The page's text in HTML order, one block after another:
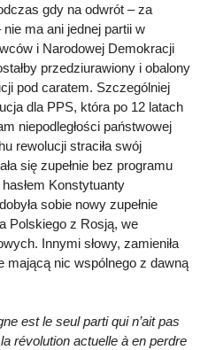
gdy na odwrót – za
ma ani jednej partii w
i Narodowej Demokracji
przedziurawiony i obalony
pod caratem. Szczególniej
dla PPS, która po 12 latach
niepodległości państwowej
rewolucji straciła swój
się zupełnie bez programu
Konstytuanty
sobie nowy zupełnie
Polskiego z Rosją, we
Innymi słowy, zamieniła
mającą nic wspólnego z dawną
est le seul parti qui n’ait pas
révolution actuelle à en perdre